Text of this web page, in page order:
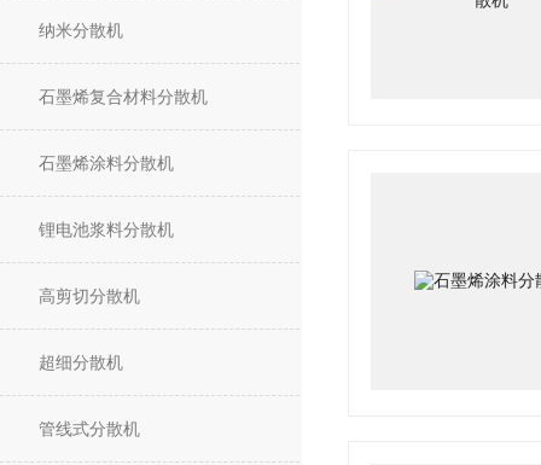
纳米分散机
石墨烯复合材料分散机
石墨烯涂料分散机
锂电池浆料分散机
高剪切分散机
超细分散机
管线式分散机